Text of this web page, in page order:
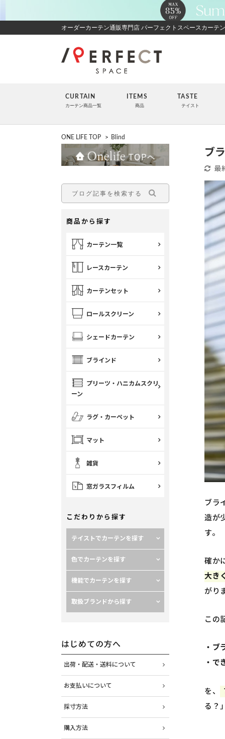
オーダーカーテン通販専門店 パーフェクトスペースカーテ
CURTAIN
カーテン商品一覧
ITEMS
商品
TASTE
テイスト
ONE LIFE TOP > Blind
ブ
最
ブラ
造が
す。
確か
大き
がり
この
・ブ
・で
を、
る？
商品から探す
カーテン一覧
レースカーテン
カーテンセット
ロールスクリーン
シェードカーテン
ブラインド
プリーツ・ハニカムスクリ
ーン
ラグ・カーペット
マット
雑貨
窓ガラスフィルム
こだわりから探す
テイストでカーテンを探す
色でカーテンを探す
機能でカーテンを探す
取扱ブランドから探す
はじめての方へ
出荷・配送・送料について
お支払いについて
採寸方法
購入方法